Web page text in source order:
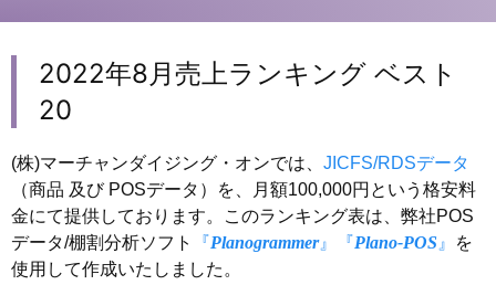
2022年8月売上ランキング ベスト
20
(株)マーチャンダイジング・オンでは、 JICFS/RDSデータ
（商品 及び POSデータ）を、月額100,000円という格安料
金にて提供しております。このランキング表は、弊社POS
データ/棚割分析ソフト
『Planogrammer』 『Plano-POS 』
を
使用して作成いたしました。